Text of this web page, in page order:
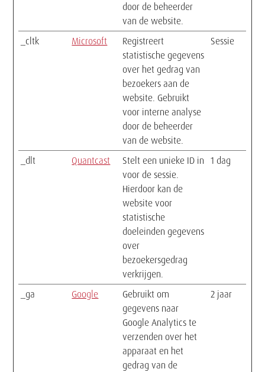
door de beheerder
van de website.
_cltk Microsoft
Registreert
statistische gegevens
over het gedrag van
bezoekers aan de
website. Gebruikt
voor interne analyse
door de beheerder
van de website.
Sessie
_dlt Quantcast
Stelt een unieke ID in
voor de sessie.
Hierdoor kan de
website voor
statistische
doeleinden gegevens
over
bezoekersgedrag
verkrijgen.
1 dag
_ga Google
Gebruikt om
gegevens naar
Google Analytics te
verzenden over het
apparaat en het
gedrag van de
2 jaar